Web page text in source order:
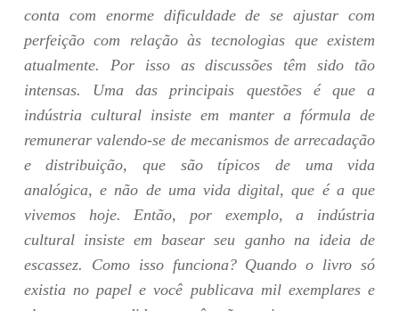
conta com enorme dificuldade de se ajustar com
perfeição com relação às tecnologias que existem
atualmente. Por isso as discussões têm sido tão
intensas. Uma das principais questões é que a
indústria cultural insiste em manter a fórmula de
remunerar valendo-se de mecanismos de arrecadação
e distribuição, que são típicos de uma vida
analógica, e não de uma vida digital, que é a que
vivemos hoje. Então, por exemplo, a indústria
cultural insiste em basear seu ganho na ideia de
escassez. Como isso funciona? Quando o livro só
existia no papel e você publicava mil exemplares e